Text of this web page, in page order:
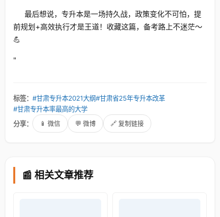
最后想说，专升本是一场持久战，政策变化不可怕，提
前规划+高效执行才是王道！收藏这篇，备考路上不迷茫～
💪
"
标签： #甘肃专升本2021大纲#甘肃省25年专升本改革
#甘肃专升本率最高的大学
分享：
📱 微信 💬 微博 🔗 复制链接
📰 相关文章推荐